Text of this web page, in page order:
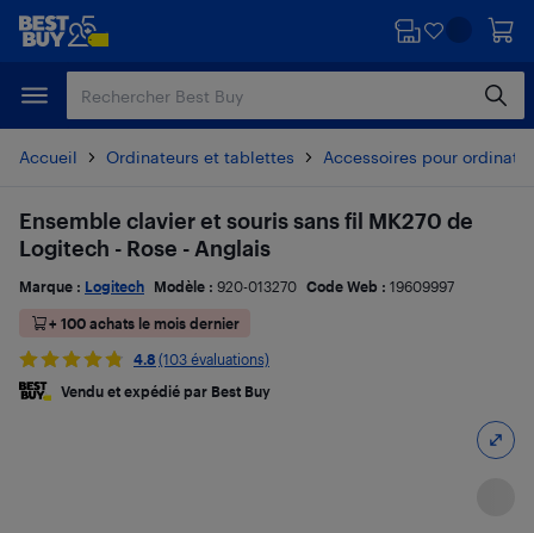
Passer
principal
Passer
Accueil Ordinateurs et tablettes Accessoires pour
Ensemble clavier et souris sans fil MK270 de
Logitech - Rose - Anglais
Marque : Logitech Modèle : 920-013270 Code Web : 19609997
+ 100 achats le mois dernier
4.8 (103 évaluations)
Vendu et expédié par Best Buy